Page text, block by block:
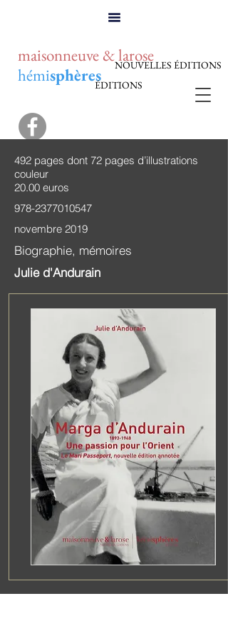
hémisphèresÉDITIONS
maisonneuve & laroseNOUVELLES ÉDITIONS
492 pages dont 72 pages d’illustrations
couleur
20.00 euros
978-2377010547
novembre 2019
Biographie, mémoires
Julie d'Andurain